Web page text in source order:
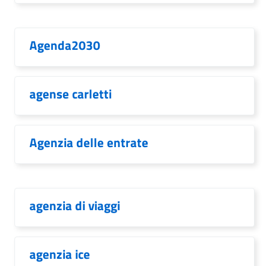
Agenda2030
agense carletti
Agenzia delle entrate
agenzia di viaggi
agenzia ice